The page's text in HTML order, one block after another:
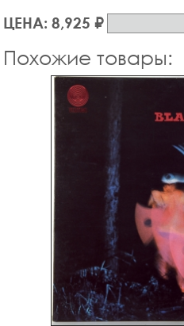
ЦЕНА: 8,925 ₽
Похожие товары: